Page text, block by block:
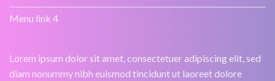
Menu link 4
Lorem ipsum dolor sit amet, consectetuer adipiscing elit, sed
diam nonummy nibh euismod tincidunt ut laoreet dolore